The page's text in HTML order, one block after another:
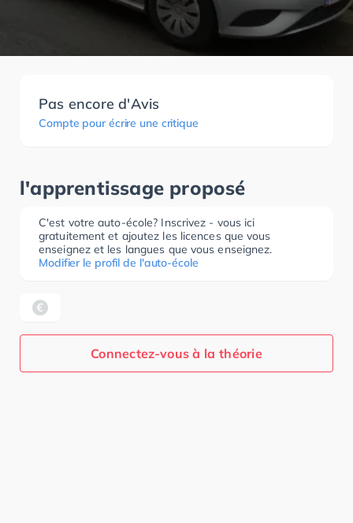
Pas encore d'Avis
Compte pour écrire une critique
l'apprentissage proposé
C'est votre auto-école? Inscrivez - vous ici
gratuitement et ajoutez les licences que vous
enseignez et les langues que vous enseignez.
Modifier le profil de l'auto-école
Connectez-vous à la théorie